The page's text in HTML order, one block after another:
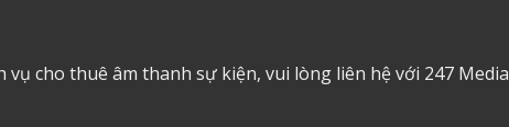
cho thuê âm thanh sự kiện, vui lòng liên hệ với 247 Media